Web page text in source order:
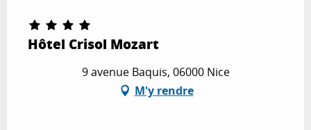
Hôtel Crisol Mozart
9 avenue Baquis, 06000 Nice
M'y rendre